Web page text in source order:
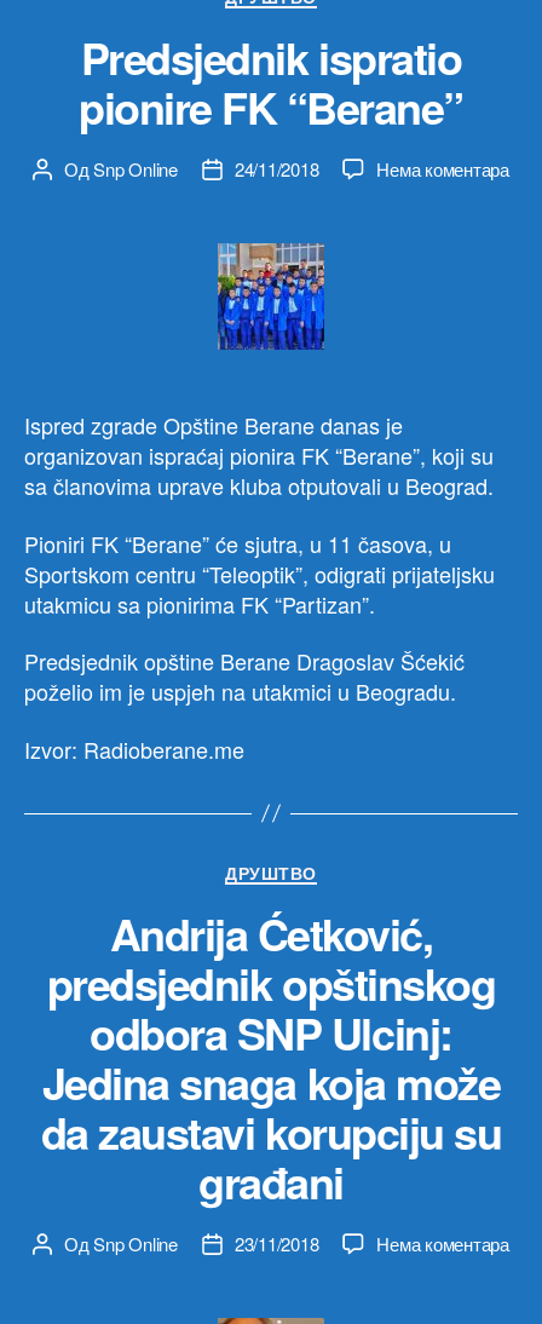
Predsjednik ispratio
pionire FK “Berane”
Аутор
ОдSnp Online
Датум24/11/2018 Нема коментарана
Ispred zgrade Opštine Berane danas je
organizovan ispraćaj pionira FK “Berane”, koji su
sa članovima uprave kluba otputovali u Beograd.
Pioniri FK “Berane” će sjutra, u 11 časova, u
Sportskom centru “Teleoptik”, odigrati prijateljsku
utakmicu sa pionirima FK “Partizan”.
Predsjednik opštine Berane Dragoslav Šćekić
poželio im je uspjeh na utakmici u Beogradu.
Izvor: Radioberane.me
Категорије
ДРУШТВО
Andrija Ćetković,
predsjednik opštinskog
odbora SNP Ulcinj:
Jedina snaga koja može
da zaustavi korupciju su
građani
Аутор
ОдSnp Online
Датум23/11/2018 Нема коментарана